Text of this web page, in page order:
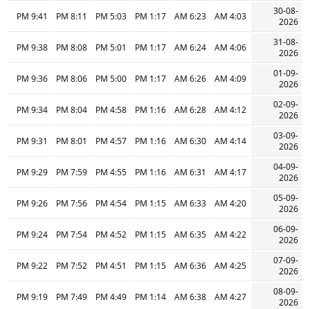
30-08-
2026
4:03 AM
6:23 AM
1:17 PM
5:03 PM
8:11 PM
9:41 PM
31-08-
2026
4:06 AM
6:24 AM
1:17 PM
5:01 PM
8:08 PM
9:38 PM
01-09-
2026
4:09 AM
6:26 AM
1:17 PM
5:00 PM
8:06 PM
9:36 PM
02-09-
2026
4:12 AM
6:28 AM
1:16 PM
4:58 PM
8:04 PM
9:34 PM
03-09-
2026
4:14 AM
6:30 AM
1:16 PM
4:57 PM
8:01 PM
9:31 PM
04-09-
2026
4:17 AM
6:31 AM
1:16 PM
4:55 PM
7:59 PM
9:29 PM
05-09-
2026
4:20 AM
6:33 AM
1:15 PM
4:54 PM
7:56 PM
9:26 PM
06-09-
2026
4:22 AM
6:35 AM
1:15 PM
4:52 PM
7:54 PM
9:24 PM
07-09-
2026
4:25 AM
6:36 AM
1:15 PM
4:51 PM
7:52 PM
9:22 PM
08-09-
2026
4:27 AM
6:38 AM
1:14 PM
4:49 PM
7:49 PM
9:19 PM